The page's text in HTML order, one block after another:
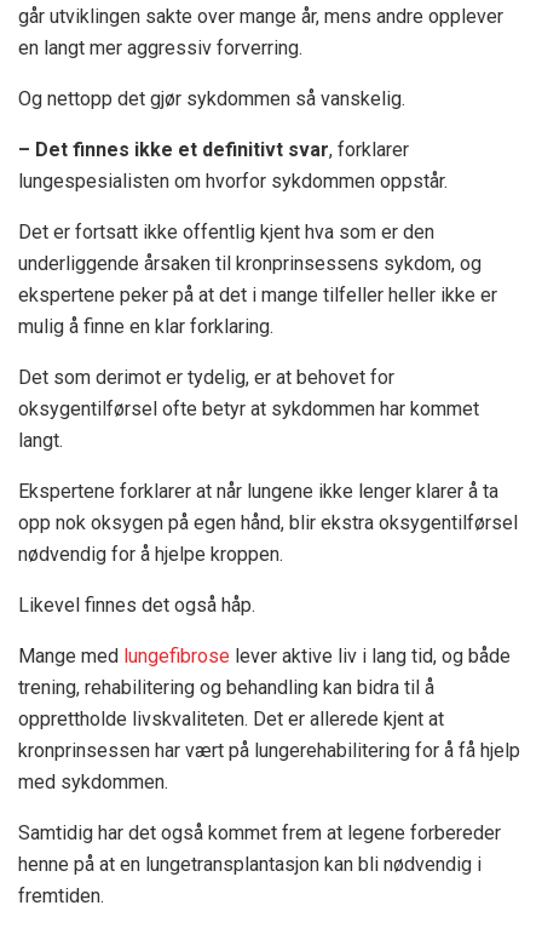
går utviklingen sakte over mange år, mens andre opplever
en langt mer aggressiv forverring.
Og nettopp det gjør sykdommen så vanskelig.
– Det finnes ikke et definitivt svar, forklarer
lungespesialisten om hvorfor sykdommen oppstår.
Det er fortsatt ikke offentlig kjent hva som er den
underliggende årsaken til kronprinsessens sykdom, og
ekspertene peker på at det i mange tilfeller heller ikke er
mulig å finne en klar forklaring.
Det som derimot er tydelig, er at behovet for
oksygentilførsel ofte betyr at sykdommen har kommet
langt.
Ekspertene forklarer at når lungene ikke lenger klarer å ta
opp nok oksygen på egen hånd, blir ekstra oksygentilførsel
nødvendig for å hjelpe kroppen.
Likevel finnes det også håp.
Mange med lungefibrose lever aktive liv i lang tid, og både
trening, rehabilitering og behandling kan bidra til å
opprettholde livskvaliteten. Det er allerede kjent at
kronprinsessen har vært på lungerehabilitering for å få hjelp
med sykdommen.
Samtidig har det også kommet frem at legene forbereder
henne på at en lungetransplantasjon kan bli nødvendig i
fremtiden.